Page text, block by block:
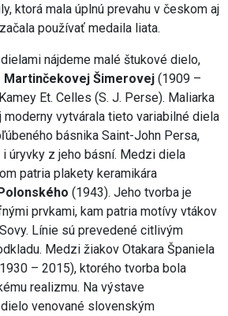
ktorá mala úplnú prevahu v českom aj
používať medaila liata.
nájdeme malé štukové dielo,
Martinčekovej Šimerovej (1909 –
Et. Celles (S. J. Perse). Maliarka
vytvárala tieto variabilné diela
básnika Saint-John Persa,
úryvky z jeho básní. Medzi diela
patria plakety keramikára
(1943). Jeho tvorba je
prvkami, kam patria motívy vtákov
Línie sú prevedené citlivým
Medzi žiakov Otakara Španiela
– 2015), ktorého tvorba bola
realizmu. Na výstave
venované slovenským